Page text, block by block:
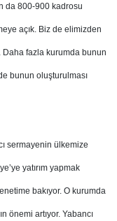
da 800-900 kadrosu
açık. Biz de elimizden
Daha fazla kurumda bunun
bunun oluşturulması
sermayenin ülkemize
yatırım yapmak
bakıyor. O kurumda
önemi artıyor. Yabancı